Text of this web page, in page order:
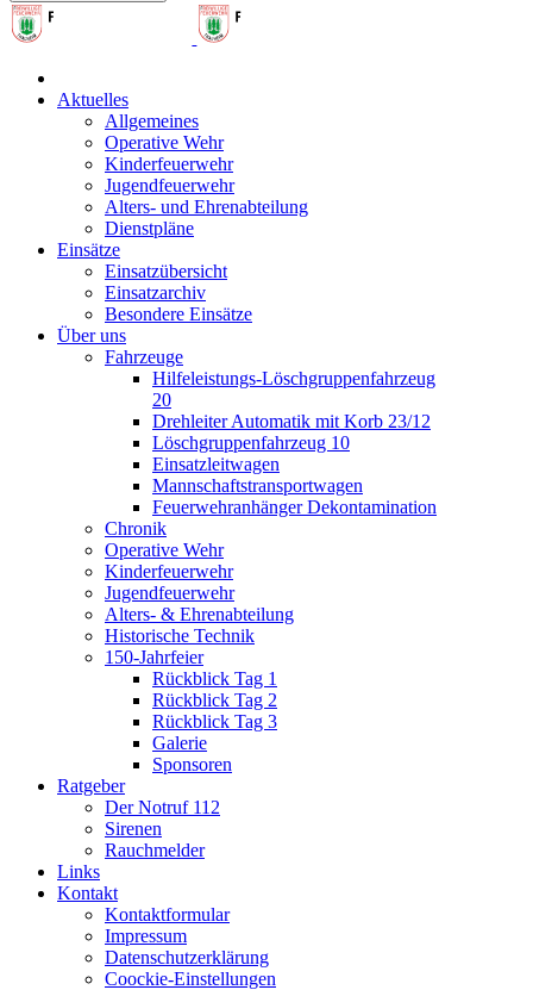
Aktuelles
Allgemeines
Operative Wehr
Kinderfeuerwehr
Jugendfeuerwehr
Alters- und Ehrenabteilung
Dienstpläne
Einsätze
Einsatzübersicht
Einsatzarchiv
Besondere Einsätze
Über uns
Fahrzeuge
Hilfeleistungs-Löschgruppenfahrzeug
20
Drehleiter Automatik mit Korb 23/12
Löschgruppenfahrzeug 10
Einsatzleitwagen
Mannschaftstransportwagen
Feuerwehranhänger Dekontamination
Chronik
Operative Wehr
Kinderfeuerwehr
Jugendfeuerwehr
Alters- & Ehrenabteilung
Historische Technik
150-Jahrfeier
Rückblick Tag 1
Rückblick Tag 2
Rückblick Tag 3
Galerie
Sponsoren
Ratgeber
Der Notruf 112
Sirenen
Rauchmelder
Links
Kontakt
Kontaktformular
Impressum
Datenschutzerklärung
Coockie-Einstellungen